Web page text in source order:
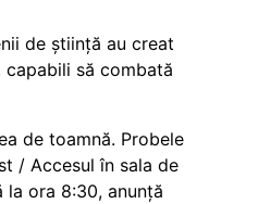
de știință au creat
să combată
de toamnă. Probele
/ Accesul în sala de
la ora 8:30, anunță